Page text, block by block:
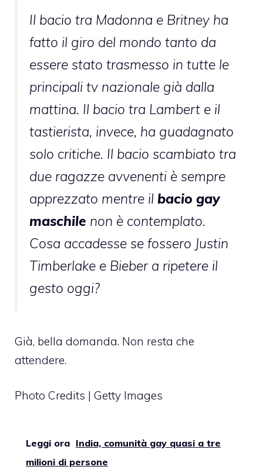
Il bacio tra Madonna e Britney ha
fatto il giro del mondo tanto da
essere stato trasmesso in tutte le
principali tv nazionale già dalla
mattina. Il bacio tra Lambert e il
tastierista, invece, ha guadagnato
solo critiche. Il bacio scambiato tra
due ragazze avvenenti è sempre
apprezzato mentre il bacio gay
maschile non è contemplato.
Cosa accadesse se fossero Justin
Timberlake e Bieber a ripetere il
gesto oggi?
Già, bella domanda. Non resta che
attendere.
Photo Credits | Getty Images
Leggi ora India, comunità gay quasi a tre
milioni di persone